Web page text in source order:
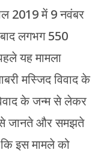
2019 में 9 नवंबर
लगभग 550
यह मामला
मस्जिद विवाद के
के जन्म से लेकर
जानते और समझते
इस मामले को